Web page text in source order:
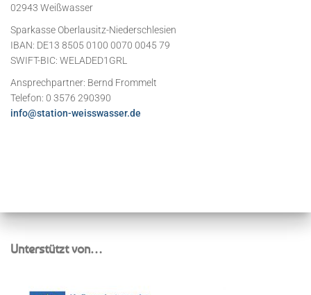
02943 Weißwasser
Sparkasse Oberlausitz-Niederschlesien
IBAN: DE13 8505 0100 0070 0045 79
SWIFT-BIC: WELADED1GRL
Ansprechpartner: Bernd Frommelt
Telefon: 0 3576 290390
info@station-weisswasser.de
Unterstützt von…